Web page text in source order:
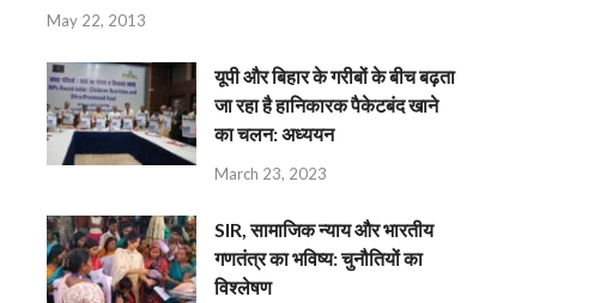
May 22, 2013
यूपी और बिहार के गरीबों के बीच बढ़ता
जा रहा है हानिकारक पैकेटबंद खाने
का चलन: अध्ययन
March 23, 2023
SIR, सामाजिक न्याय और भारतीय
गणतंत्र का भविष्य: चुनौतियों का
विश्लेषण